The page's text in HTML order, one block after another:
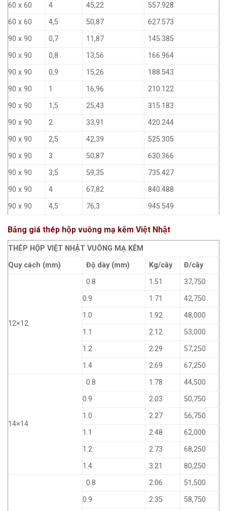
60 x 60
4 45,22
557.928
60 x 60
4,5 50,87
627.573
90 x 90
0,7 11,87
145.385
90 x 90
0,8 13,56
166.964
90 x 90
0,9 15,26
188.543
90 x 90
1 16,96
210.122
90 x 90
1,5 25,43
315.183
90 x 90
2 33,91
420.244
90 x 90
2,5 42,39
525.305
90 x 90
3 50,87
630.366
90 x 90
3,5 59,35
735.427
90 x 90
4 67,82
840.488
90 x 90
4,5 76,3 945.549
Bảng giá thép hộp vuông mạ kẽm Việt Nhật
THÉP HỘP VIỆT NHẬT VUÔNG MẠ KẼM
Quy cách (mm)
Độ dày (mm) Kg/cây Đ/cây
12×12
0.8 1.51
37,750
0.9
1.71
42,750
1.0
1.92
48,000
1.1
2.12
53,000
1.2
2.29
57,250
1.4
2.69 67,250
14×14
0.8 1.78
44,500
0.9
2.03
50,750
1.0
2.27
56,750
1.1
2.48
62,000
1.2
2.73
68,250
1.4
3.21 80,250
0.8 2.06
51,500
0.9
2.35
58,750